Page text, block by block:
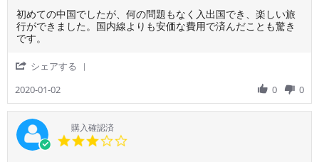
贈
り
物
記
念
撮
影
が
あ
っ
た。
on
Review
by
ご
用
者
様
on
2
Jan
2020
review
stating
山
省
へ
の
海
外
旅
行
初めての中国でしたが、何の問題もなく入出国でき、楽しい旅
行ができました。国内線よりも安価な費用で済んだことも驚き
です。
シェアする
by
ご
利
用
者
2020-01-02 0 0
購入確認済